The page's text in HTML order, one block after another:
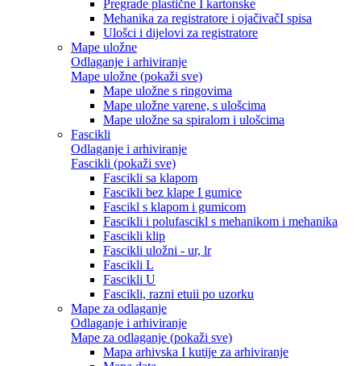
Pregrade plastične I kartonske
Mehanika za registratore i ojačivačI spisa
Ulošci i dijelovi za registratore
Mape uložne
Odlaganje i arhiviranje
Mape uložne (pokaži sve)
Mape uložne s ringovima
Mape uložne varene, s ulošcima
Mape uložne sa spiralom i ulošcima
Fascikli
Odlaganje i arhiviranje
Fascikli (pokaži sve)
Fascikli sa klapom
Fascikli bez klape I gumice
Fascikl s klapom i gumicom
Fascikli i polufascikl s mehanikom i mehanika
Fascikli klip
Fascikli uložni - ur, lr
Fascikli L
Fascikli U
Fascikli, razni etuii po uzorku
Mape za odlaganje
Odlaganje i arhiviranje
Mape za odlaganje (pokaži sve)
Mapa arhivska I kutije za arhiviranje